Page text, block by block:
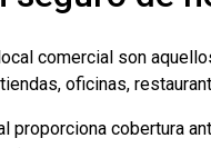
comercial son
oficinas,
proporciona cobertura